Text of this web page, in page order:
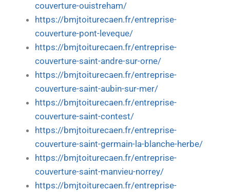
couverture-ouistreham/
https://bmjtoiturecaen.fr/entreprise-
couverture-pont-leveque/
https://bmjtoiturecaen.fr/entreprise-
couverture-saint-andre-sur-orne/
https://bmjtoiturecaen.fr/entreprise-
couverture-saint-aubin-sur-mer/
https://bmjtoiturecaen.fr/entreprise-
couverture-saint-contest/
https://bmjtoiturecaen.fr/entreprise-
couverture-saint-germain-la-blanche-herbe/
https://bmjtoiturecaen.fr/entreprise-
couverture-saint-manvieu-norrey/
https://bmjtoiturecaen.fr/entreprise-